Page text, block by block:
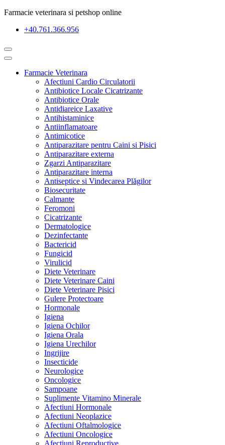
Farmacie veterinara si petshop online
+40.761.366.956
Farmacie Veterinara
Afectiuni Cardio Circulatorii
Antibiotice Locale Cicatrizante
Antibiotice Orale
Antidiareice Laxative
Antihistaminice
Antiinflamatoare
Antimicotice
Antiparazitare pentru Caini si Pisici
Antiparazitare externa
Zgarzi Antiparazitare
Antiparazitare interna
Antiseptice si Vindecarea Plăgilor
Biosecuritate
Calmante
Feromoni
Cicatrizante
Dermatologice
Dezinfectante
Bactericid
Fungicid
Virulicid
Diete Veterinare
Diete Veterinare Caini
Diete Veterinare Pisici
Gulere Protectoare
Hormonale
Igiena
Igiena Ochilor
Igiena Orala
Igiena Urechilor
Ingrijire
Insecticide
Neurologice
Oncologice
Sampoane
Suplimente Vitamino Minerale
Afectiuni Hormonale
Afectiuni Neoplazice
Afectiuni Oftalmologice
Afectiuni Oncologice
Afectiuni Reproductive